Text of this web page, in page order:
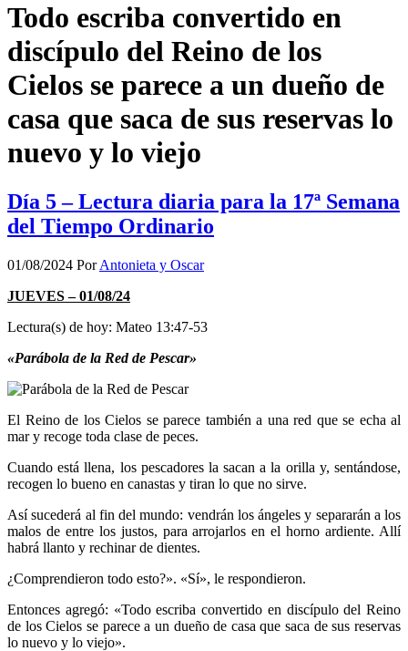
Todo escriba convertido en
discípulo del Reino de los
Cielos se parece a un dueño de
casa que saca de sus reservas lo
nuevo y lo viejo
Día 5 – Lectura diaria para la 17ª Semana
del Tiempo Ordinario
01/08/2024 PorAntonieta y Oscar
JUEVES – 01/08/24
Lectura(s) de hoy: Mateo 13:47-53
«Parábola de la Red de Pescar»
El Reino de los Cielos se parece también a una red que se echa al
mar y recoge toda clase de peces.
Cuando está llena, los pescadores la sacan a la orilla y, sentándose,
recogen lo bueno en canastas y tiran lo que no sirve.
Así sucederá al fin del mundo: vendrán los ángeles y separarán a los
malos de entre los justos, para arrojarlos en el horno ardiente. Allí
habrá llanto y rechinar de dientes.
¿Comprendieron todo esto?». «Sí», le respondieron.
Entonces agregó: «Todo escriba convertido en discípulo del Reino
de los Cielos se parece a un dueño de casa que saca de sus reservas
lo nuevo y lo viejo».